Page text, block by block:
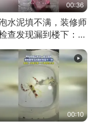
00:36
水泥填不满，装修师
查发现漏到楼下：出
未延伸到外墙
00:10